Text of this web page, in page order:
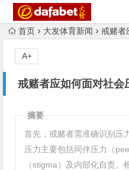
首页 大发体育新闻 戒赌者
戒赌者应如何面对社会
A+
摘要
首先，戒赌者需准确识别压
压力主要包括同伴压力（
（stigma）及内部化自责